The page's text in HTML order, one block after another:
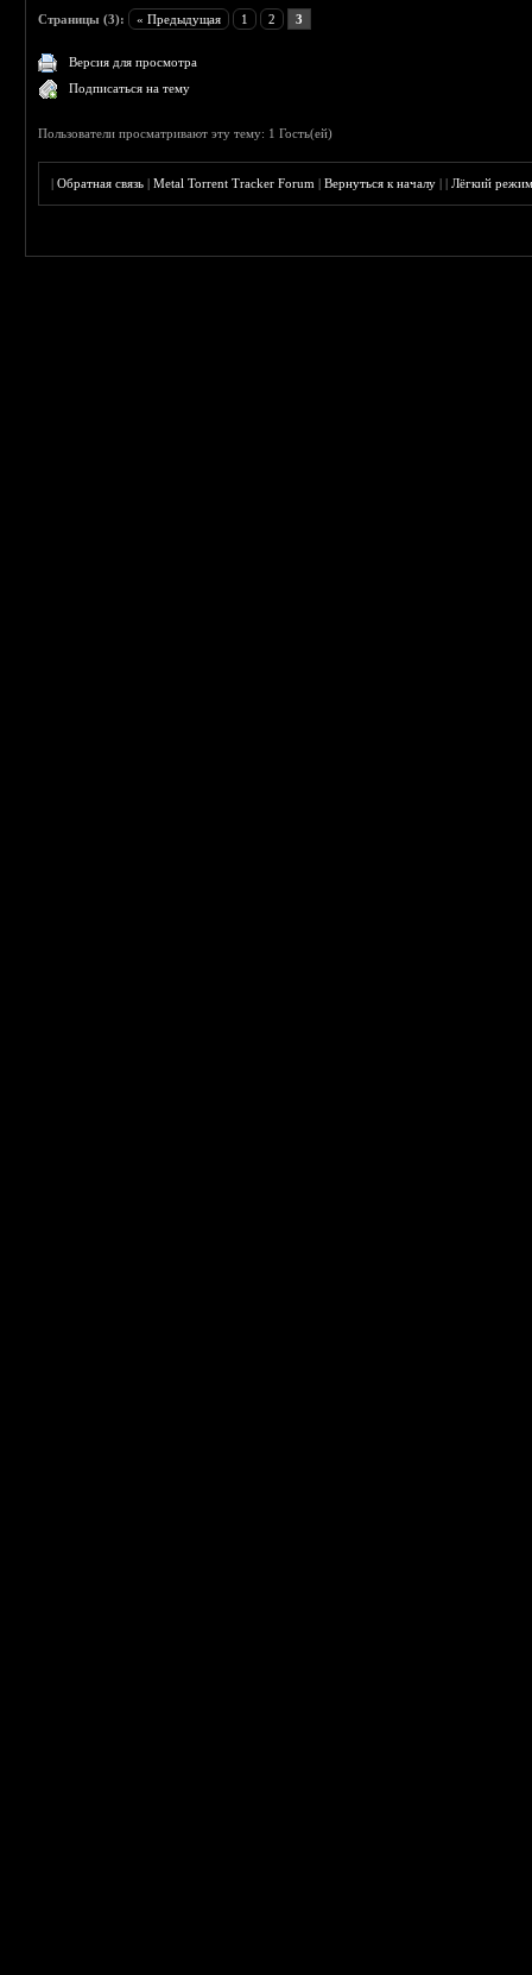
Страницы (3): « Предыдущая 1 2 3
Версия для просмотра
Подписаться на тему
Пользователи просматривают эту тему: 1 Гость(ей)
|Обратная связь |Metal Torrent Tracker Forum |Вернуться к началу ||Лёгкий